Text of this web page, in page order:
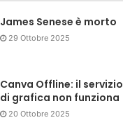
James Senese è morto
29 Ottobre 2025
Canva Offline: il servizio
di grafica non funziona
20 Ottobre 2025